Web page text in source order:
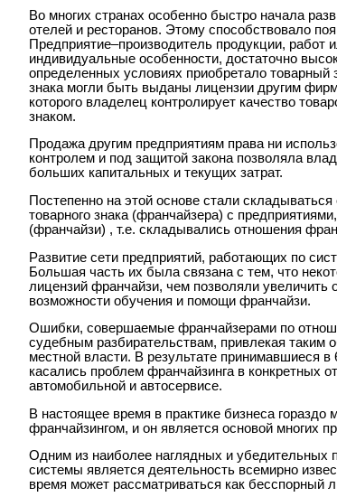
Во многих странах особенно быстро начала
отелей и ресторанов. Этому способствовало
Предприятие–производитель продукции, работ
индивидуальные особенности, достаточно
определенных условиях приобретало товарный
знака могли быть выданы лицензии другим
которого владелец контролирует качество
знаком.
Продажа другим предприятиям права ни
контролем и под защитой закона позволяла
больших капитальных и текущих затрат.
Постепенно на этой основе стали
товарного знака (франчайзера) с
(франчайзи) , т.е. складывались отношения
Развитие сети предприятий, работающих по
Большая часть их была связана с тем, что
лицензий франчайзи, чем позволяли
возможности обучения и помощи франчайзи.
Ошибки, совершаемые франчайзерами по
судебным разбирательствам, привлекая таким
местной власти. В результате принимавшиеся
касались проблем франчайзинга в конкретных
автомобильной и автосервисе.
В настоящее время в практике бизнеса
франчайзингом, и он является основой многих
Одним из наиболее наглядных и убедительных
системы является деятельность всемирно
время может рассматриваться как бесспорный